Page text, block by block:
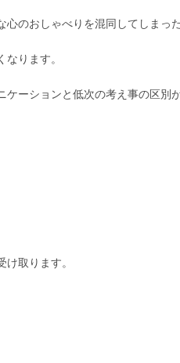
のおしゃべりを混同してしまった
ります。
ーションと低次の考え事の区別
取ります。